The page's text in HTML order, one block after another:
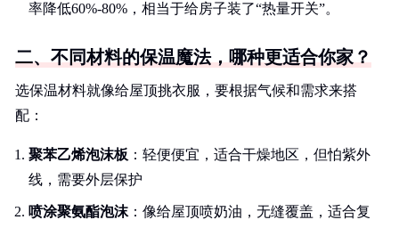
率降低60%-80%，相当于给房子装了“热量开关”。
二、不同材料的保温魔法，哪种更适合你家？
选保温材料就像给屋顶挑衣服，要根据气候和需求来搭
配：
聚苯乙烯泡沫板 ：轻便便宜，适合干燥地区，但怕紫外
线，需要外层保护
喷涂聚氨酯泡沫 ：像给屋顶喷奶油，无缝覆盖，适合复